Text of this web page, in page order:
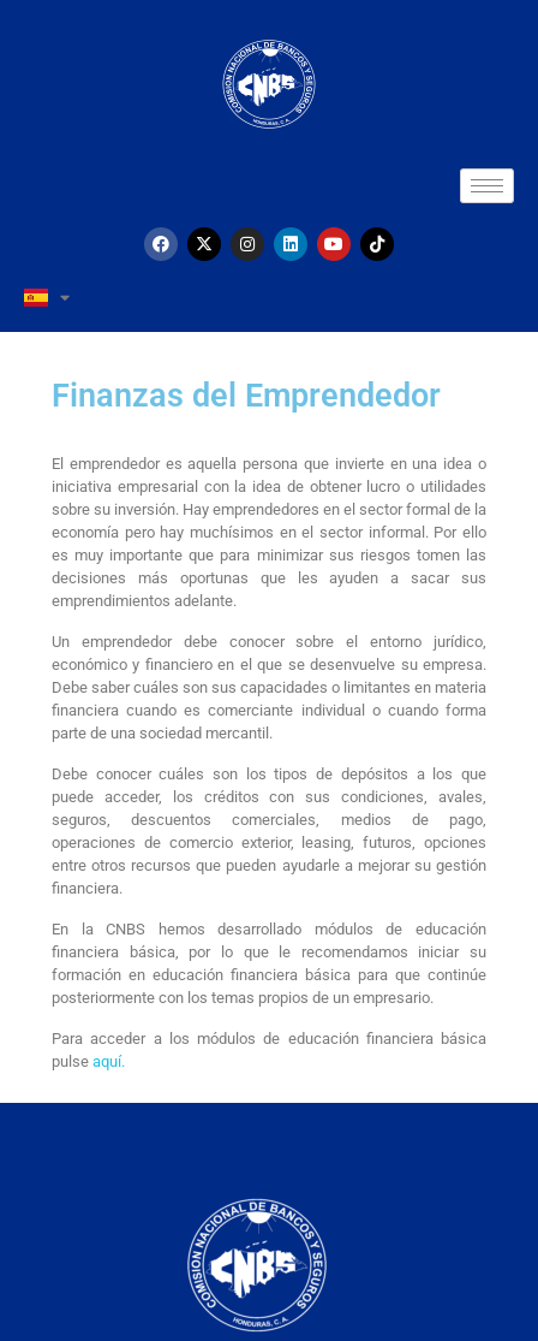
Finanzas del Emprendedor
El emprendedor es aquella persona que invierte en una idea o
iniciativa empresarial con la idea de obtener lucro o utilidades
sobre su inversión. Hay emprendedores en el sector formal de la
economía pero hay muchísimos en el sector informal. Por ello
es muy importante que para minimizar sus riesgos tomen las
decisiones más oportunas que les ayuden a sacar sus
emprendimientos adelante.
Un emprendedor debe conocer sobre el entorno jurídico,
económico y financiero en el que se desenvuelve su empresa.
Debe saber cuáles son sus capacidades o limitantes en materia
financiera cuando es comerciante individual o cuando forma
parte de una sociedad mercantil.
Debe conocer cuáles son los tipos de depósitos a los que
puede acceder, los créditos con sus condiciones, avales,
seguros, descuentos comerciales, medios de pago,
operaciones de comercio exterior, leasing, futuros, opciones
entre otros recursos que pueden ayudarle a mejorar su gestión
financiera.
En la CNBS hemos desarrollado módulos de educación
financiera básica, por lo que le recomendamos iniciar su
formación en educación financiera básica para que continúe
posteriormente con los temas propios de un empresario.
Para acceder a los módulos de educación financiera básica
pulse aquí.